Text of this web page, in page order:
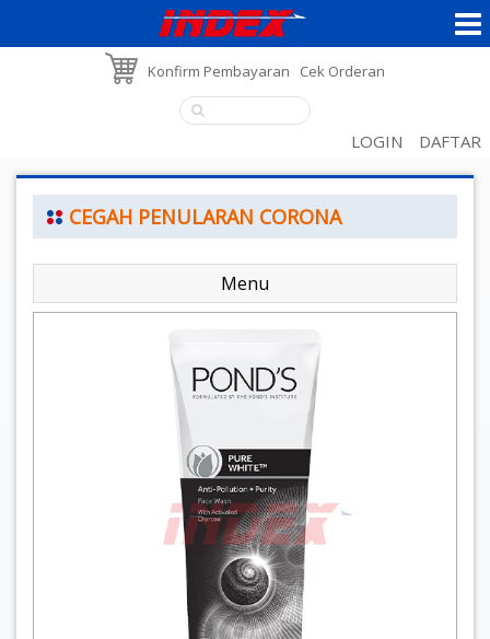
Konfirm Pembayaran Cek Orderan
LOGIN DAFTAR
CEGAH PENULARAN CORONA
Menu